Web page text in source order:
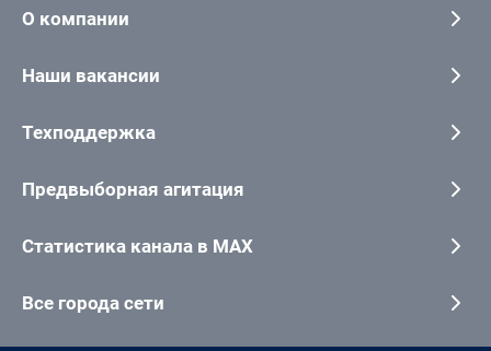
О компании
Наши вакансии
Техподдержка
Предвыборная агитация
Статистика канала в MAX
Все города сети